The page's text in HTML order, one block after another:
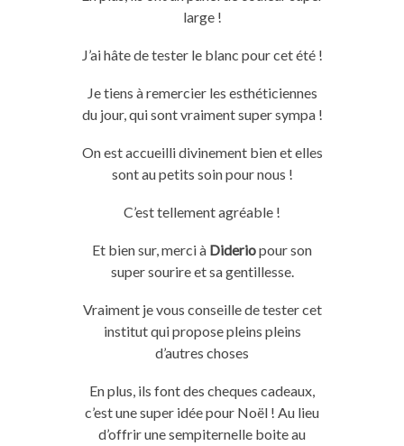
large !
J’ai hâte de tester le blanc pour cet été !
Je tiens à remercier les esthéticiennes
du jour, qui sont vraiment super sympa !
On est accueilli divinement bien et elles
sont au petits soin pour nous !
C’est tellement agréable !
Et bien sur, merci à Dideriopour son
super sourire et sa gentillesse.
Vraiment je vous conseille de tester cet
institut qui propose pleins pleins
d’autres choses
En plus, ils font des cheques cadeaux,
c’est une super idée pour Noël ! Au lieu
d’offrir une sempiternelle boite au